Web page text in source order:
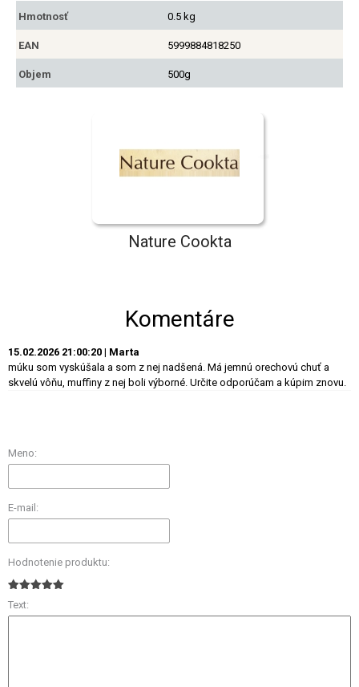
Hmotnosť 0.5 kg
EAN 5999884818250
Objem 500g
Nature Cookta
Komentáre
15.02.2026 21:00:20 | Marta
múku som vyskúšala a som z nej nadšená. Má jemnú orechovú chuť a
skvelú vôňu, muffiny z nej boli výborné. Určite odporúčam a kúpim znovu.
Meno:
E-mail:
Hodnotenie produktu:
Text: